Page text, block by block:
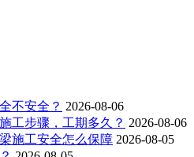
不安全？ 2026-08-06
工步骤，工期多久？ 2026-08-06
施工安全怎么保障 2026-08-05